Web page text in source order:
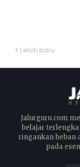
Lebih baru
Jalurguru.com
belajar
ringankan beban
pada